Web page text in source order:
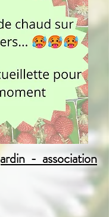
- association